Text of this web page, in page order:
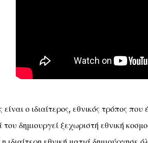
είναι ο ιδιαίτερος, εθνικός τρόπος
του δημιουργεί ξεχωριστή εθνική